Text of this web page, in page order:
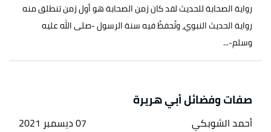
رواية الصحابة للحديث لقد كان زمن الصحابة هو أول زمن تنطلق منه
رواية الحديث النبوي، وتُحفظُ فيه سنة الرسول -صلى الله عليه
وسلم-...
صفات وفضائل أبي هريرة
أحمد الشوبكي 07 ديسمبر 2021